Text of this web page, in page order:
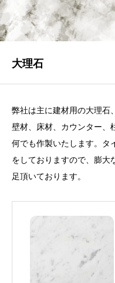
大理石
弊社は主に建材用の大理石
壁材、床材、カウンター、
何でも作製いたします。タ
をしておりますので、膨大
足頂いております。